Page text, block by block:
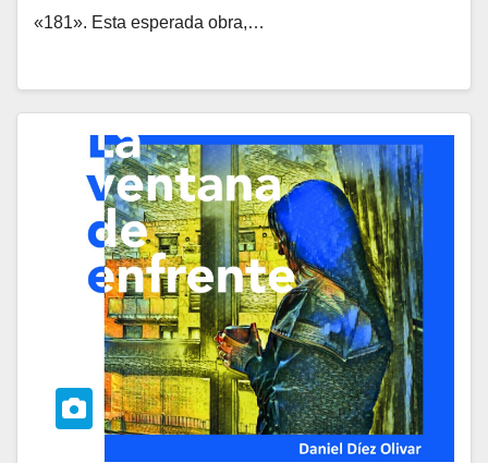
«181». Esta esperada obra,…